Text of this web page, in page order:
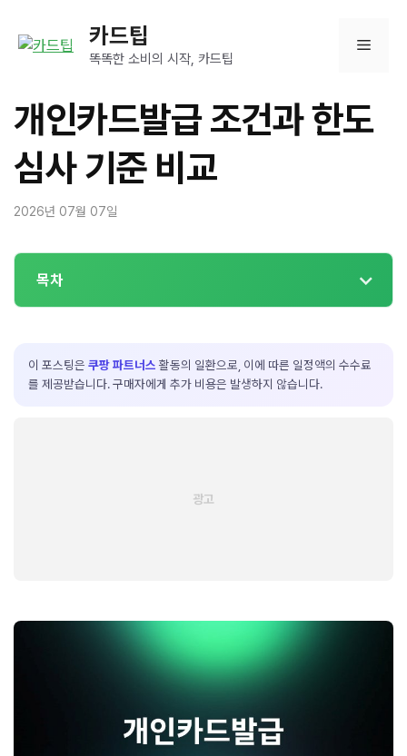
카드팁
똑똑한 소비의 시작, 카드팁
메
개인카드발급 조건과 한도
심사 기준 비교
2026년 07월 07일
목차
이 포스팅은 쿠팡 파트너스 활동의 일환으로, 이에 따른 일정액의 수수료
를 제공받습니다. 구매자에게 추가 비용은 발생하지 않습니다.